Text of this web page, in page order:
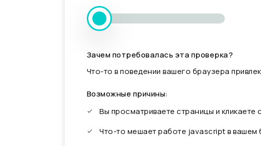
Зачем потребовалась эта проверка?
Что-то в поведении вашего браузера
Возможные причины:
Вы просматриваете страницы и
Что-то мешает работе javascript в вашем